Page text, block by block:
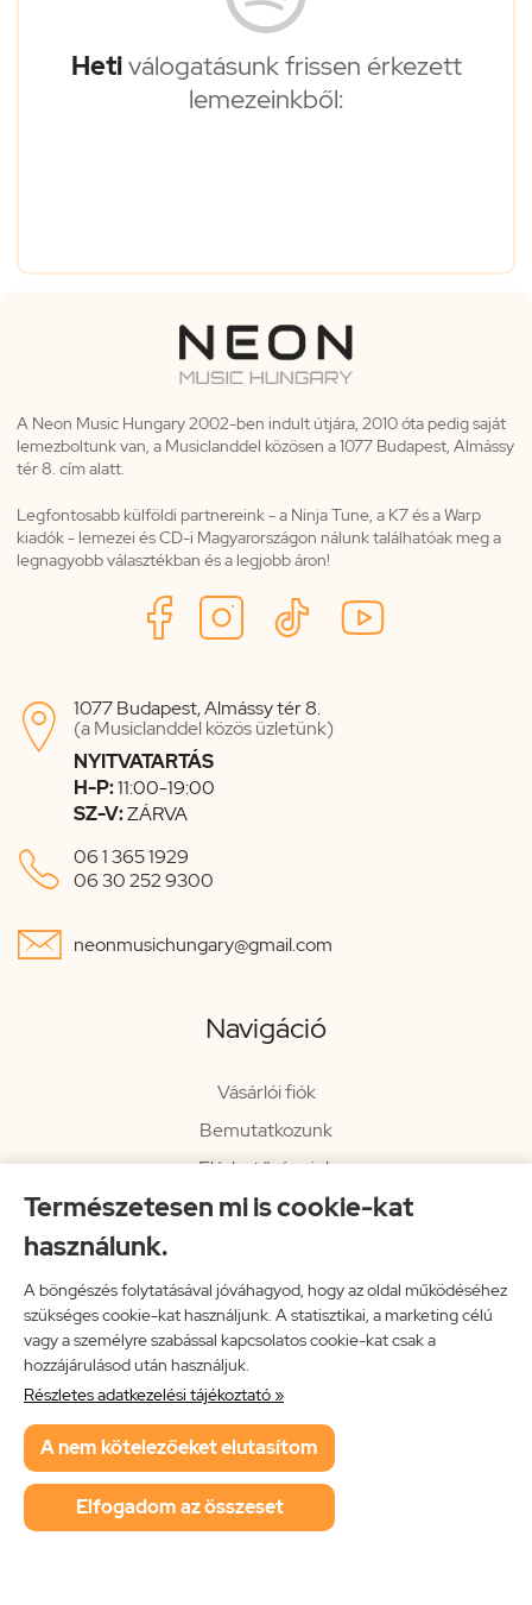
Természetesen mi is cookie-kat
használunk.
A böngészés folytatásával jóváhagyod, hogy az oldal működéséhez
szükséges cookie-kat használjunk. A statisztikai, a marketing célú
vagy a személyre szabással kapcsolatos cookie-kat csak a
hozzájárulásod után használjuk.
Részletes adatkezelési tájékoztató »
A nem kötelezőeket elutasítom
Elfogadom az összeset
Hetiválogatásunk frissen érkezett
lemezeinkből:
A Neon Music Hungary 2002-ben indult útjára, 2010 óta pedig saját
lemezboltunk van, a Musiclanddel közösen a 1077 Budapest, Almássy
tér 8. cím alatt.
Legfontosabb külföldi partnereink - a Ninja Tune, a K7 és a Warp
kiadók - lemezei és CD-i Magyarországon nálunk találhatóak meg a
legnagyobb választékban és a legjobb áron!

1077 Budapest, Almássy tér 8.
(a Musiclanddel közös üzletünk)
NYITVATARTÁS
H-P:11:00-19:00
SZ-V:ZÁRVA
 06 1 365 1929
06 30 252 9300
 neonmusichungary@gmail.com
Navigáció
Vásárlói fiók
Bemutatkozunk
Elérhetőségeink
Hírlevél
Impresszum
Vissza a főoldalra
Neon Music Hungary Bt.
ÁSZF
Adatkezelési tájékoztató